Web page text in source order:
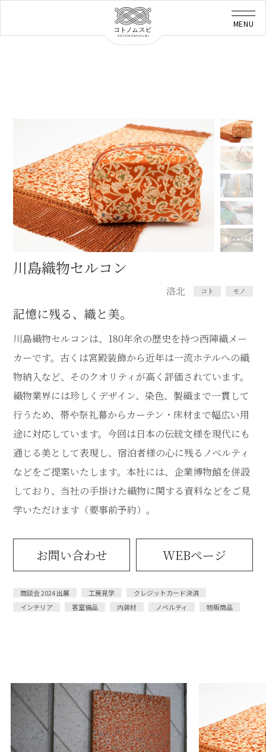
川島織物セルコン
洛北 コト モノ
記憶に残る、織と美。
川島織物セルコンは、180年余の歴史を持つ西陣織メー
カーです。古くは宮殿装飾から近年は一流ホテルへの織
物納入など、そのクオリティが高く評価されています。
織物業界には珍しくデザイン、染色、製織まで一貫して
行うため、帯や祭礼幕からカーテン・床材まで幅広い用
途に対応しています。今回は日本の伝統文様を現代にも
通じる美として表現し、宿泊者様の心に残るノベルティ
などをご提案いたします。本社には、企業博物館を併設
しており、当社の手掛けた織物に関する資料などをご見
学いただけます（要事前予約）。
お問い合わせ WEBページ
商談会 2024 出展 工房見学
クレジットカード決済
インテリア
客室備品 内装材 ノベルティ 物販商品